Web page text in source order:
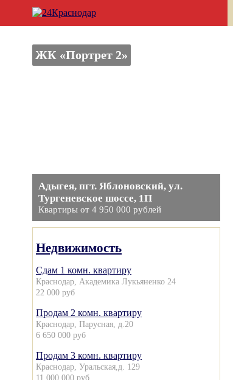
ЖК «Портрет 2»
Адыгея, пгт. Яблоновский, ул.
Тургеневское шоссе, 1П
Квартиры от 4 950 000 рублей
Недвижимость
Сдам 1 комн. квартиру
Краснодар, Академика Лукьяненко 24
22 000 руб
Продам 2 комн. квартиру
Краснодар, Парусная, д.20
6 650 000 руб
Продам 3 комн. квартиру
Краснодар, Уральская,д. 129
11 000 000 руб